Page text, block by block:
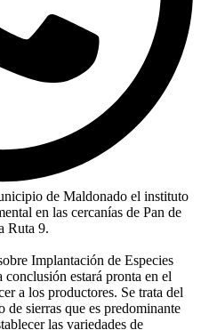
de Maldonado el instituto
en las cercanías de Pan de
Ruta 9.
Implantación de Especies
estará pronta en el
a los productores. Se trata del
de sierras que es predominante
las variedades de